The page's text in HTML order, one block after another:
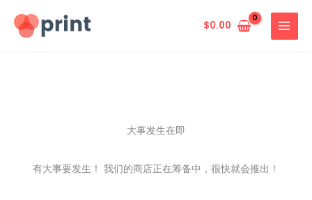
$0.00
大事发生在即
有大事要发生！ 我们的商店正在筹备中，很快就会推出！